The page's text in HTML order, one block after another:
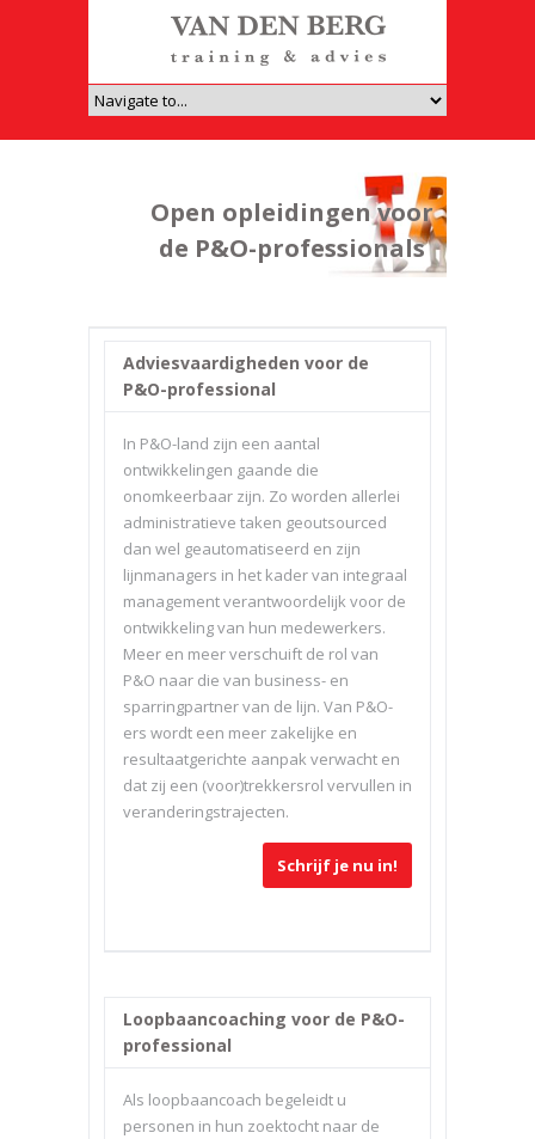
Open opleidingen voor
de P&O-professionals
Adviesvaardigheden voor de
P&O-professional
In P&O-land zijn een aantal
ontwikkelingen gaande die
onomkeerbaar zijn. Zo worden allerlei
administratieve taken geoutsourced
dan wel geautomatiseerd en zijn
lijnmanagers in het kader van integraal
management verantwoordelijk voor de
ontwikkeling van hun medewerkers.
Meer en meer verschuift de rol van
P&O naar die van business- en
sparringpartner van de lijn. Van P&O-
ers wordt een meer zakelijke en
resultaatgerichte aanpak verwacht en
dat zij een (voor)trekkersrol vervullen in
veranderingstrajecten.
Schrijf je nu in!
Loopbaancoaching voor de P&O-
professional
Als loopbaancoach begeleidt u
personen in hun zoektocht naar de